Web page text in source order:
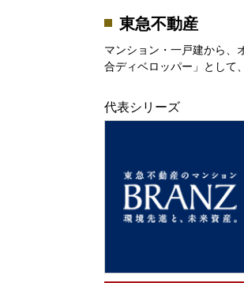
東急不動産
マンション・一戸建から、
合ディベロッパー」として
代表シリーズ